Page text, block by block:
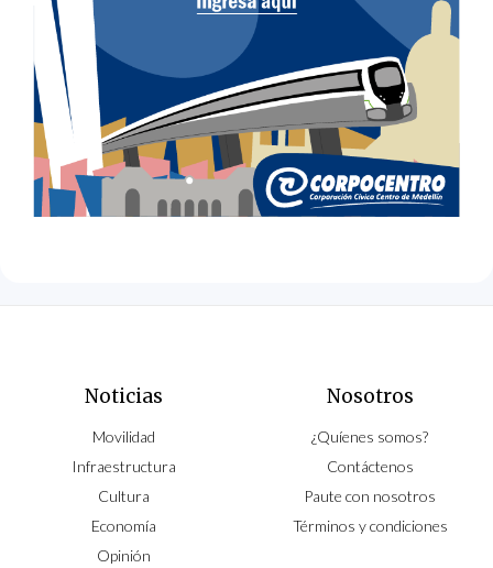
Noticias
Movilidad
Infraestructura
Cultura
Economía
Opinión
Nosotros
¿Quíenes somos?
Contáctenos
Paute con nosotros
Términos y condiciones